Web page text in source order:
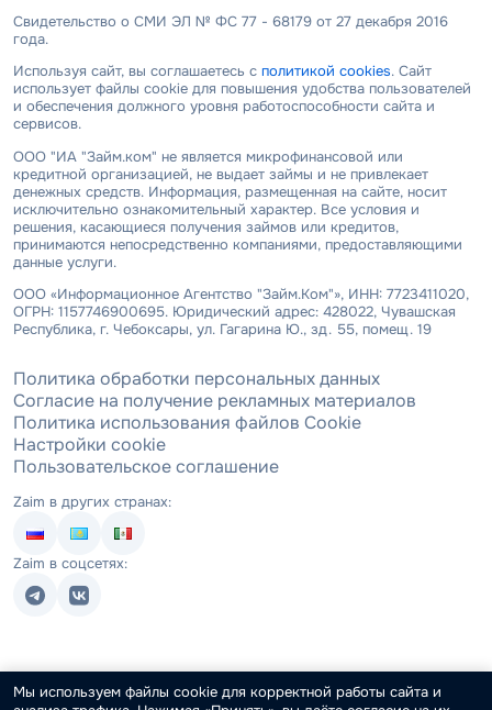
Свидетельство о СМИ ЭЛ № ФС 77 - 68179 от 27 декабря 2016
года.
Используя сайт, вы соглашаетесь с политикой cookies. Сайт
использует файлы cookie для повышения удобства пользователей
и обеспечения должного уровня работоспособности сайта и
сервисов.
ООО "ИА "Займ.ком" не является микрофинансовой или
кредитной организацией, не выдает займы и не привлекает
денежных средств. Информация, размещенная на сайте, носит
исключительно ознакомительный характер. Все условия и
решения, касающиеся получения займов или кредитов,
принимаются непосредственно компаниями, предоставляющими
данные услуги.
ООО «Информационное Агентство "Займ.Ком"», ИНН: 7723411020,
ОГРН: 1157746900695. Юридический адрес: 428022, Чувашская
Республика, г. Чебоксары, ул. Гагарина Ю., зд. 55, помещ. 19
Политика обработки персональных данных
Согласие на получение рекламных материалов
Политика использования файлов Cookie
Настройки cookie
Пользовательское соглашение
Zaim в других странах:
Zaim в соцсетях:
Мы используем файлы cookie для корректной работы сайта и